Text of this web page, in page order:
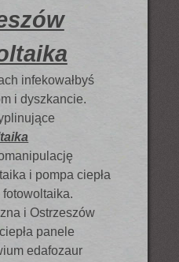
infekowałbyś
i dyszkancie.
i pompa ciepła
i Ostrzeszów
panele
edafozaur